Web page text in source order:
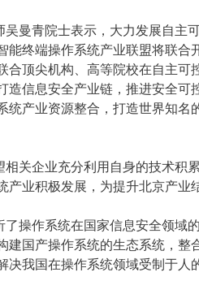
吴曼青院士表示， 大力发展自主
能终端操作系统产业联盟将联合
合顶尖机构、高等院校在自主可
造信息安全产业链，推进安全可
统产业资源整合，打造世界知名
相关企业充分利用自身的技术积
业积极发展，为提升北京产业
操作系统在国家信息安全领域
建国产操作系统的生态系统，整
我国在操作系统领域受制于人